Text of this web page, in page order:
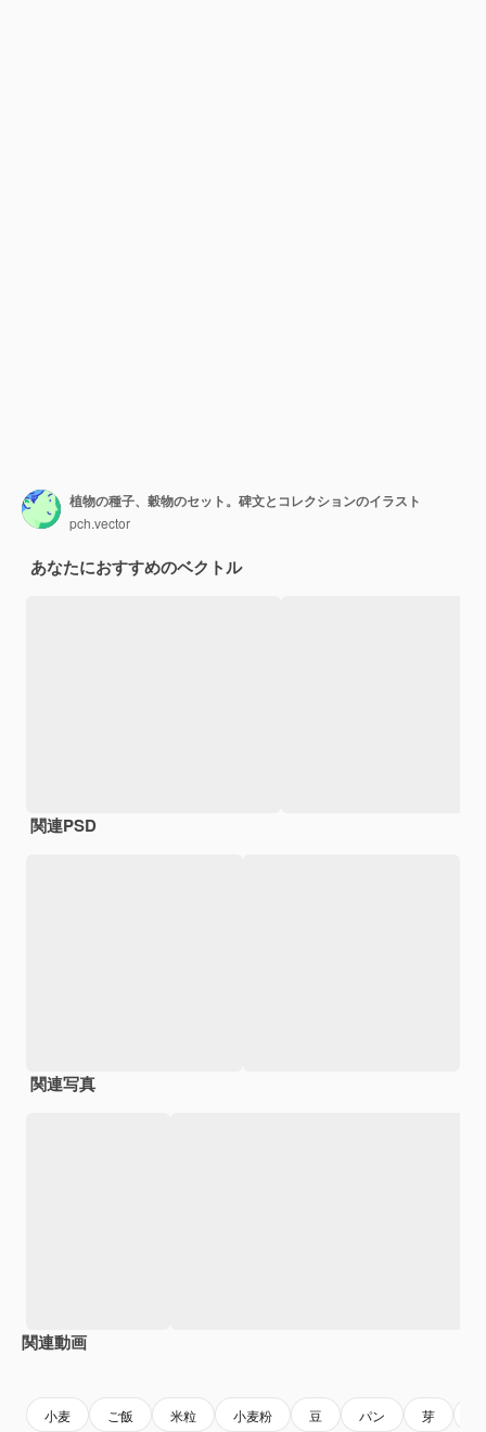
植物の種子、穀物のセット。碑文とコレクションのイラスト
pch.vector
あなたにおすすめのベクトル
関連PSD
関連写真
関連動画
小麦 ご飯 米粒 小麦粉 豆 パン 芽